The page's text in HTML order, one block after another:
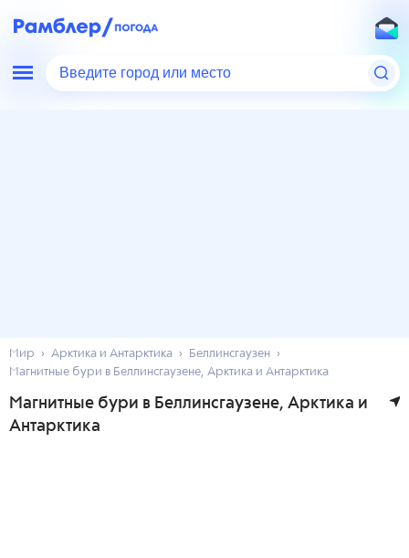
Введите город или место
Мир Арктика и Антарктика
Беллинсгаузен
Магнитные бури в Беллинсгаузене, Арктика и Антарктика
Магнитные бури в Беллинсгаузене, Арктика и
Антарктика